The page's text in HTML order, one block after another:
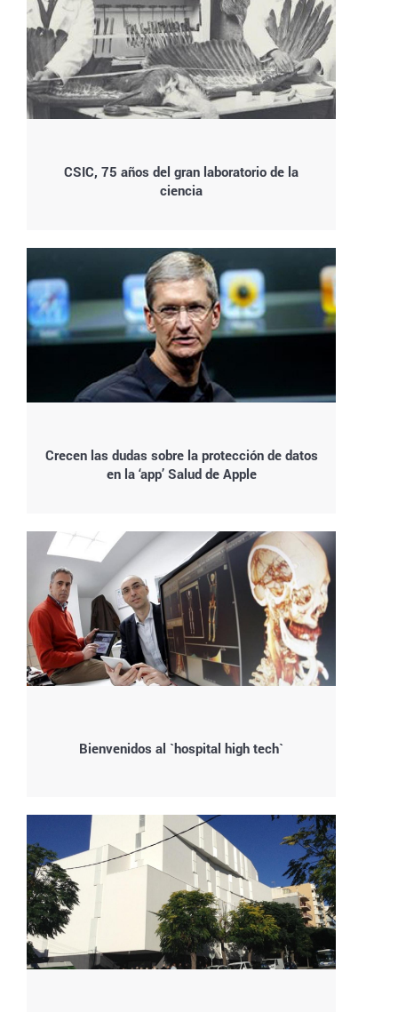
CSIC, 75 años del gran laboratorio de la
ciencia
Crecen las dudas sobre la protección de datos
en la ‘app’ Salud de Apple
Bienvenidos al `hospital high tech`